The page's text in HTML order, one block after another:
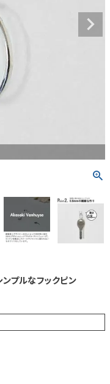
プルなフックピン